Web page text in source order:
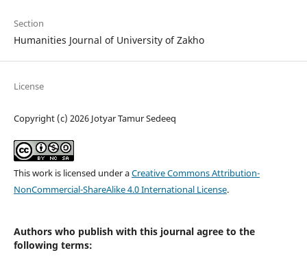
Section
Humanities Journal of University of Zakho
License
Copyright (c) 2026 Jotyar Tamur Sedeeq
This work is licensed under aCreative Commons Attribution-
NonCommercial-ShareAlike 4.0 International License.
Authors who publish with this journal agree to the
following terms: